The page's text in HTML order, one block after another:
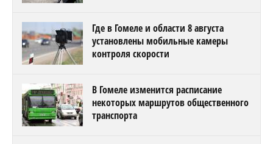
Где в Гомеле и области 8 августа
установлены мобильные камеры
контроля скорости
В Гомеле изменится расписание
некоторых маршрутов общественного
транспорта